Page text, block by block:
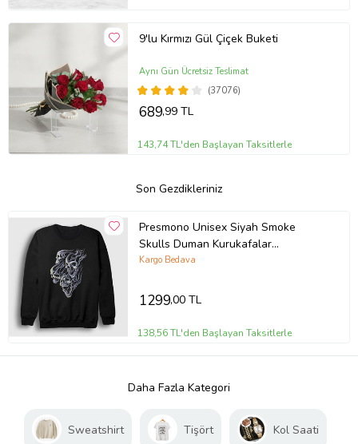
9'lu Kırmızı Gül Çiçek Buketi
(37076)
Aynı Gün Ücretsiz Teslimat
689,99 TL
143,74 TL'den Başlayan Taksitlerle
Son Gezdikleriniz
Presmono Unisex Siyah Smoke
Skulls Duman Kurukafalar
Sweatshirt 424861tt
Kargo Bedava
1299,00 TL
138,56 TL'den Başlayan Taksitlerle
Daha Fazla Kategori
Sweatshirt Tişört Kol Saati